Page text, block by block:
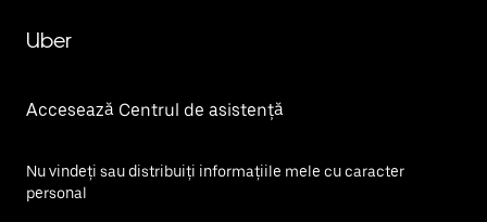
Uber
Accesează Centrul de asistență
Nu vindeți sau distribuiți informațiile mele cu caracter
personal